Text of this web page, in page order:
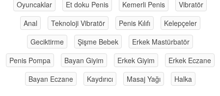
Oyuncaklar Et doku Penis Kemerli Penis
Vibratör
Anal
Teknoloji Vibratör Penis Kılıfı
Kelepçeler
Geciktirme
Şişme Bebek
Erkek Mastürbatör
Penis Pompa
Bayan Giyim Erkek Giyim
Erkek Eczane
Bayan Eczane
Kaydırıcı Masaj Yağı Halka